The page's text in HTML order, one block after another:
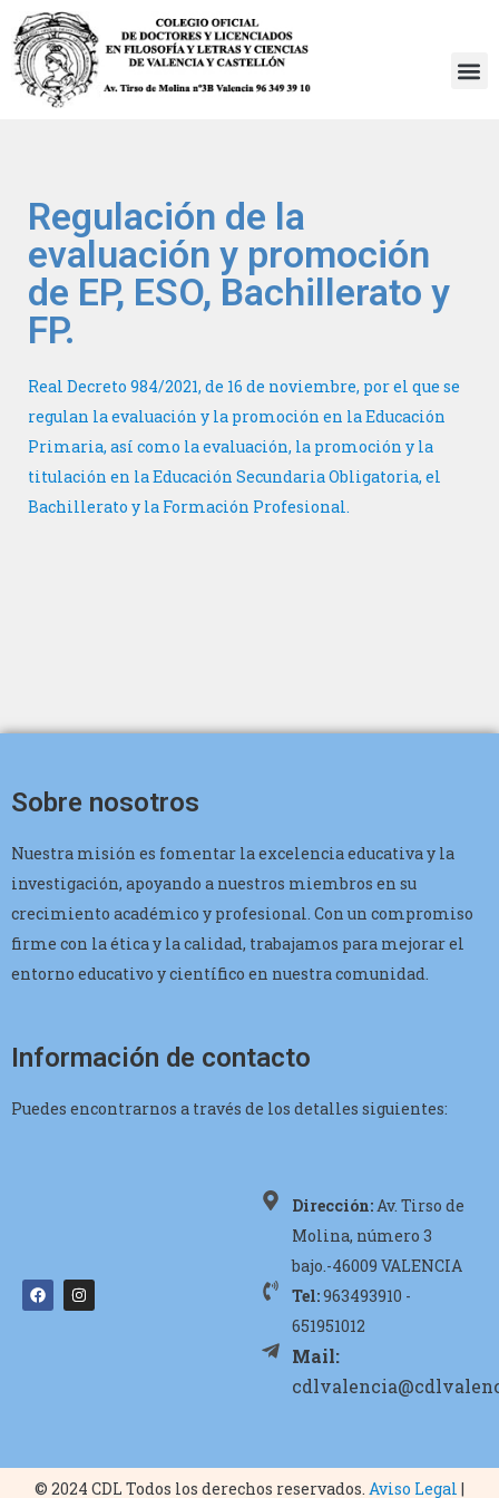
Saltar
al
Regulación de la
evaluación y promoción
de EP, ESO, Bachillerato y
FP.
Real Decreto 984/2021, de 16 de noviembre, por el que se
regulan la evaluación y la promoción en la Educación
Primaria, así como la evaluación, la promoción y la
titulación en la Educación Secundaria Obligatoria, el
Bachillerato y la Formación Profesional.
Sobre nosotros
Nuestra misión es fomentar la excelencia educativa y la
investigación, apoyando a nuestros miembros en su
crecimiento académico y profesional. Con un compromiso
firme con la ética y la calidad, trabajamos para mejorar el
entorno educativo y científico en nuestra comunidad.
Información de contacto
Puedes encontrarnos a través de los detalles siguientes:
Dirección:Av. Tirso de
Molina, número 3
bajo.-46009 VALENCIA
Tel:963493910 -
651951012
Mail:
© 2024 CDL Todos los derechos reservados. Aviso Legal |